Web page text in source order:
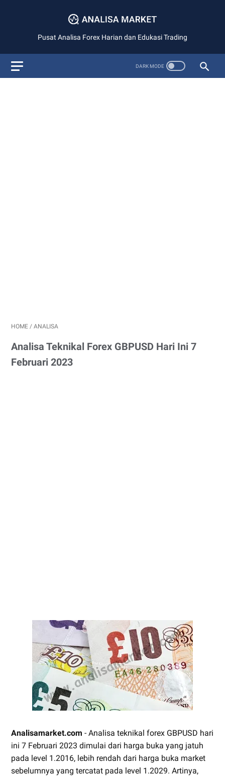
Pusat Analisa Forex Harian dan Edukasi Trading
HOME / ANALISA
Analisa Teknikal Forex GBPUSD Hari Ini 7
Februari 2023
Analisamarket.com - Analisa teknikal forex GBPUSD hari
ini 7 Februari 2023 dimulai dari harga buka yang jatuh
pada level 1.2016, lebih rendah dari harga buka market
sebelumnya yang tercatat pada level 1.2029. Artinya,